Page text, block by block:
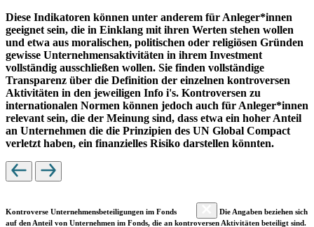
Diese Indikatoren können unter anderem für Anleger*innen
geeignet sein, die in Einklang mit ihren Werten stehen wollen
und etwa aus moralischen, politischen oder religiösen Gründen
gewisse Unternehmensaktivitäten in ihrem Investment
vollständig ausschließen wollen. Sie finden vollständige
Transparenz über die Definition der einzelnen kontroversen
Aktivitäten in den jeweiligen Info i's. Kontroversen zu
internationalen Normen können jedoch auch für Anleger*innen
relevant sein, die der Meinung sind, dass etwa ein hoher Anteil
an Unternehmen die die Prinzipien des UN Global Compact
verletzt haben, ein finanzielles Risiko darstellen könnten.
Kontroverse Unternehmensbeteiligungen im Fonds
Die Angaben beziehen sich
auf den Anteil von Unternehmen im Fonds, die an kontroversen Aktivitäten beteiligt sind.